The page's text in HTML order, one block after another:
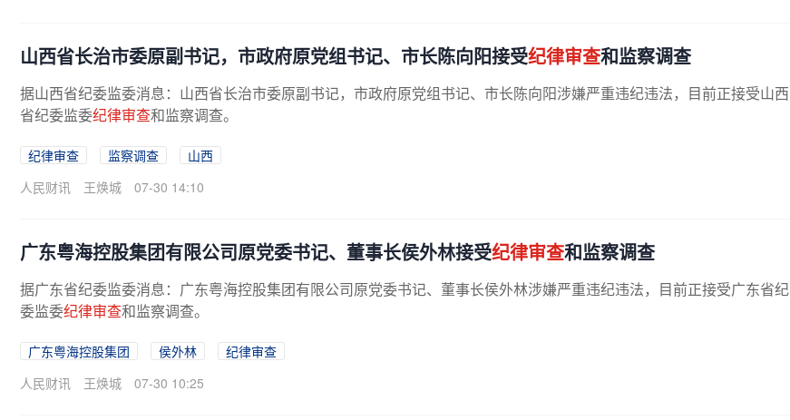
山西省长治市委原副书记，市政府原党组书记、市长陈向阳接受纪律审查和监察调查
据山西省纪委监委消息：山西省长治市委原副书记，市政府原党组书记、市长陈向阳涉嫌严重违纪违法，目前正接受山西
省纪委监委纪律审查和监察调查。
纪律审查 监察调查
山西
人民财讯
王焕城 07-30 14:10
广东粤海控股集团有限公司原党委书记、董事长侯外林接受纪律审查和监察调查
据广东省纪委监委消息：广东粤海控股集团有限公司原党委书记、董事长侯外林涉嫌严重违纪违法，目前正接受广东省纪
委监委纪律审查和监察调查。
广东粤海控股集团 侯外林
纪律审查
人民财讯
王焕城 07-30 10:25